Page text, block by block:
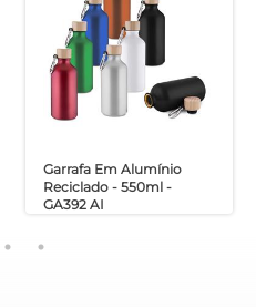
Garrafa Em Alumínio
Reciclado - 550ml -
GA392 AI